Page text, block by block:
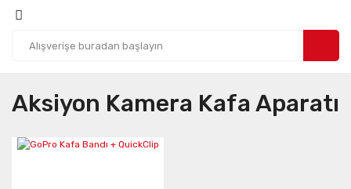
Aksiyon Kamera Kafa Aparatı